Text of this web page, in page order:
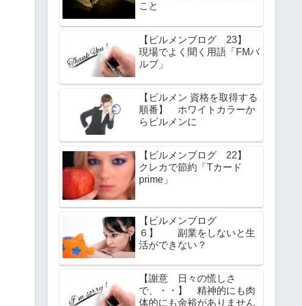
こと
【ビルメンブログ 23】
現場でよく聞く用語「FMバ
ルブ」
【ビルメン 資格を取得する
順番】 ホワイトカラーか
らビルメンに
【ビルメンブログ 22】
クレカで節約「Tカード
prime」
【ビルメンブログ
６】 副業をしないと生
活ができない？
【謝意 日々の慌しさ
で、・・】 精神的にも肉
体的にも余裕がありません